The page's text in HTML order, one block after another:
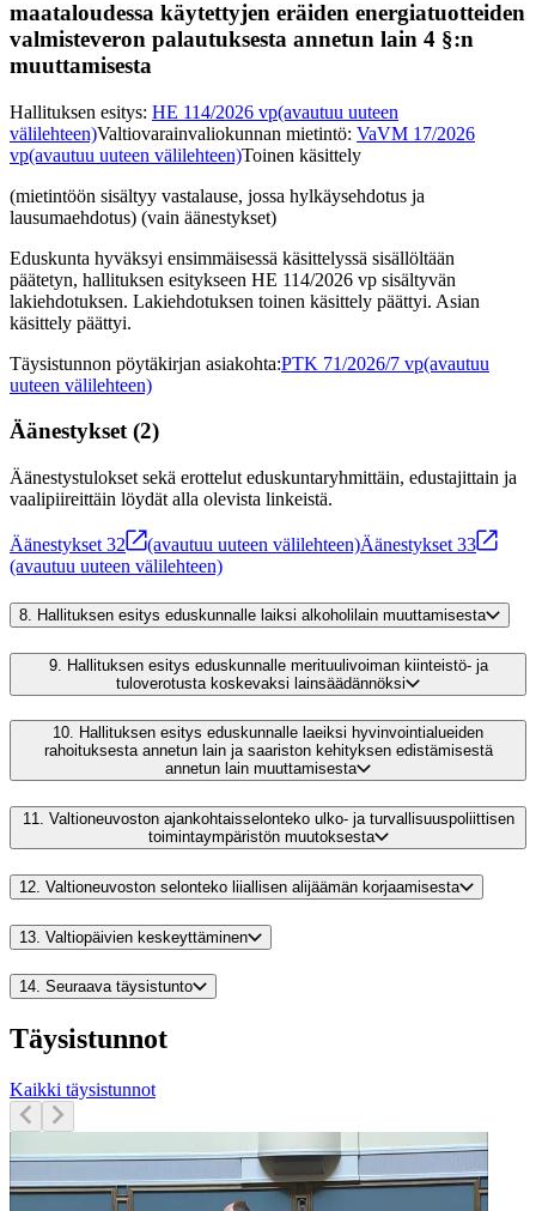
maataloudessa käytettyjen eräiden energiatuotteiden
valmisteveron palautuksesta annetun lain 4 §:n
muuttamisesta
Hallituksen esitys: HE 114/2026 vp(avautuu uuteen
välilehteen)Valtiovarainvaliokunnan mietintö: VaVM 17/2026
vp(avautuu uuteen välilehteen)Toinen käsittely
(mietintöön sisältyy vastalause, jossa hylkäysehdotus ja
lausumaehdotus) (vain äänestykset)
Eduskunta hyväksyi ensimmäisessä käsittelyssä sisällöltään
päätetyn, hallituksen esitykseen HE 114/2026 vp sisältyvän
lakiehdotuksen. Lakiehdotuksen toinen käsittely päättyi. Asian
käsittely päättyi.
Täysistunnon pöytäkirjan asiakohta:PTK 71/2026/7 vp(avautuu
uuteen välilehteen)
Äänestykset(2)
Äänestystulokset sekä erottelut eduskuntaryhmittäin, edustajittain ja
vaalipiireittäin löydät alla olevista linkeistä.
Äänestykset 32 (avautuu uuteen välilehteen)Äänestykset 33
(avautuu uuteen välilehteen)
8. Hallituksen esitys eduskunnalle laiksi alkoholilain muuttamisesta
9. Hallituksen esitys eduskunnalle merituulivoiman kiinteistö- ja
tuloverotusta koskevaksi lainsäädännöksi
10. Hallituksen esitys eduskunnalle laeiksi hyvinvointialueiden
rahoituksesta annetun lain ja saariston kehityksen edistämisestä
annetun lain muuttamisesta
11. Valtioneuvoston ajankohtaisselonteko ulko- ja turvallisuuspoliittisen
toimintaympäristön muutoksesta
12. Valtioneuvoston selonteko liiallisen alijäämän korjaamisesta
13. Valtiopäivien keskeyttäminen
14. Seuraava täysistunto
Täysistunnot
Kaikki täysistunnot